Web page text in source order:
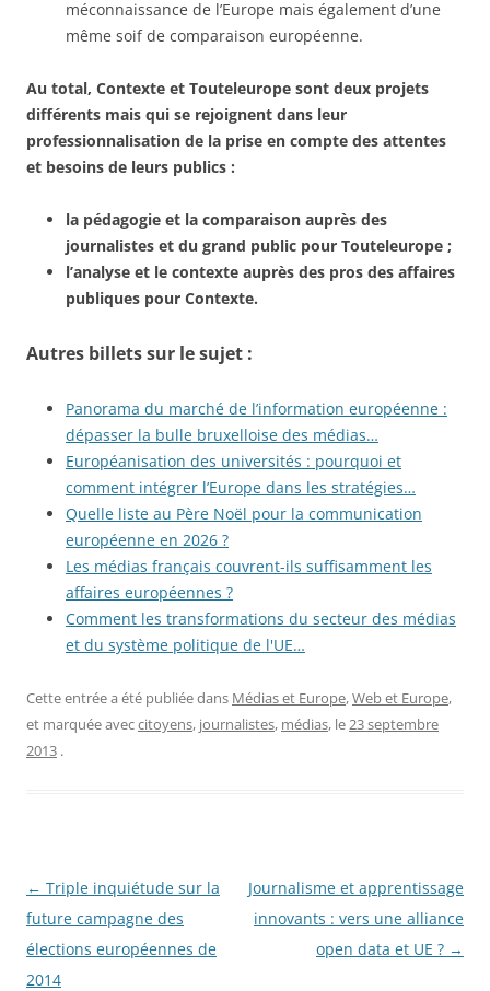
méconnaissance de l’Europe mais également d’une
même soif de comparaison européenne.
Au total, Contexte et Touteleurope sont deux projets
différents mais qui se rejoignent dans leur
professionnalisation de la prise en compte des attentes
et besoins de leurs publics :
la pédagogie et la comparaison auprès des
journalistes et du grand public pour Touteleurope ;
l’analyse et le contexte auprès des pros des affaires
publiques pour Contexte.
Autres billets sur le sujet :
Panorama du marché de l’information européenne :
dépasser la bulle bruxelloise des médias…
Européanisation des universités : pourquoi et
comment intégrer l’Europe dans les stratégies…
Quelle liste au Père Noël pour la communication
européenne en 2026 ?
Les médias français couvrent-ils suffisamment les
affaires européennes ?
Comment les transformations du secteur des médias
et du système politique de l'UE…
Cette entrée a été publiée dans Médias et Europe,Web et Europe,
et marquée aveccitoyens, journalistes, médias, le23 septembre
2013 .
Navigation
des
articles
← Triple inquiétude sur la
future campagne des
élections européennes de
2014
Journalisme et apprentissage
innovants : vers une alliance
open data et UE ? →